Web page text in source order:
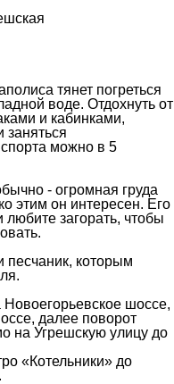
тянет погреться
воде. Отдохнуть от
и кабинками,
заняться
можно в 5
- огромная груда
этим он интересен. Его
загорать, чтобы
песчаник, которым
шоссе,
далее поворот
на Угрешскую улицу до
«Котельники» до